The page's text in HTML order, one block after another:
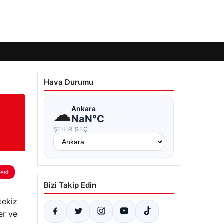
ve
Hava Durumu
☁Ankara
NaN°C
ŞEHIR SEÇ
Bizi Takip Edin